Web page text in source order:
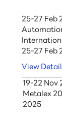
25-27 Feb
25-27 Feb
View
19-22 Nov
Metalex
2025